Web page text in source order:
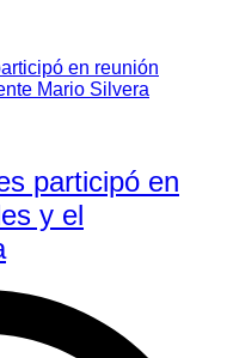
participó en
y el